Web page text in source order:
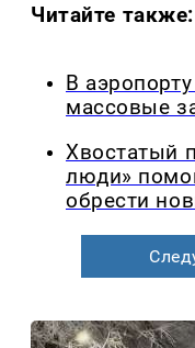
Читайте также:
В
массовые
Хвостатый
люди»
обрести